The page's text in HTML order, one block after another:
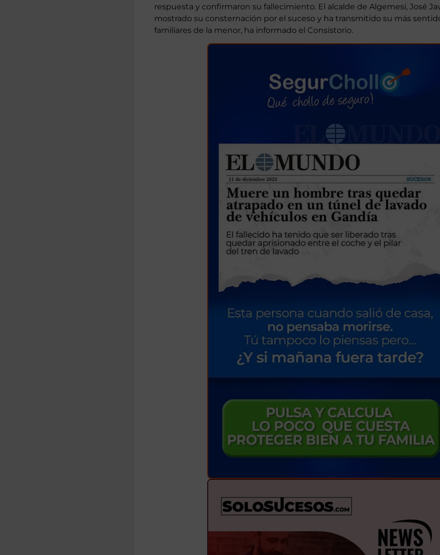
respuesta y confirmaron su fallecimiento. El alcalde de Algemesí, José
mostrado su consternación por el suceso y ha transmitido su más
familiares de la menor, ha informado el Consistorio.